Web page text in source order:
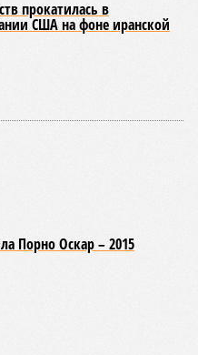
прокатилась в
США на фоне иранской
Порно Оскар – 2015